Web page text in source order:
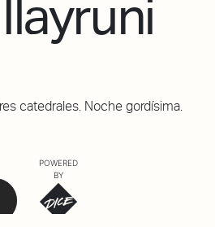
catedrales. Noche gordísima.
POWERED
BY